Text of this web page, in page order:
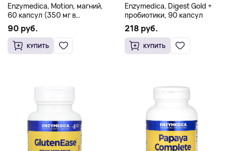
Enzymedica, Motion, магний,
60 капсул (350 мг в
1 капсуле)
90 руб.
КУПИТЬ
Enzymedica, Digest Gold +
пробиотики, 90 капсул
218 руб.
КУПИТЬ